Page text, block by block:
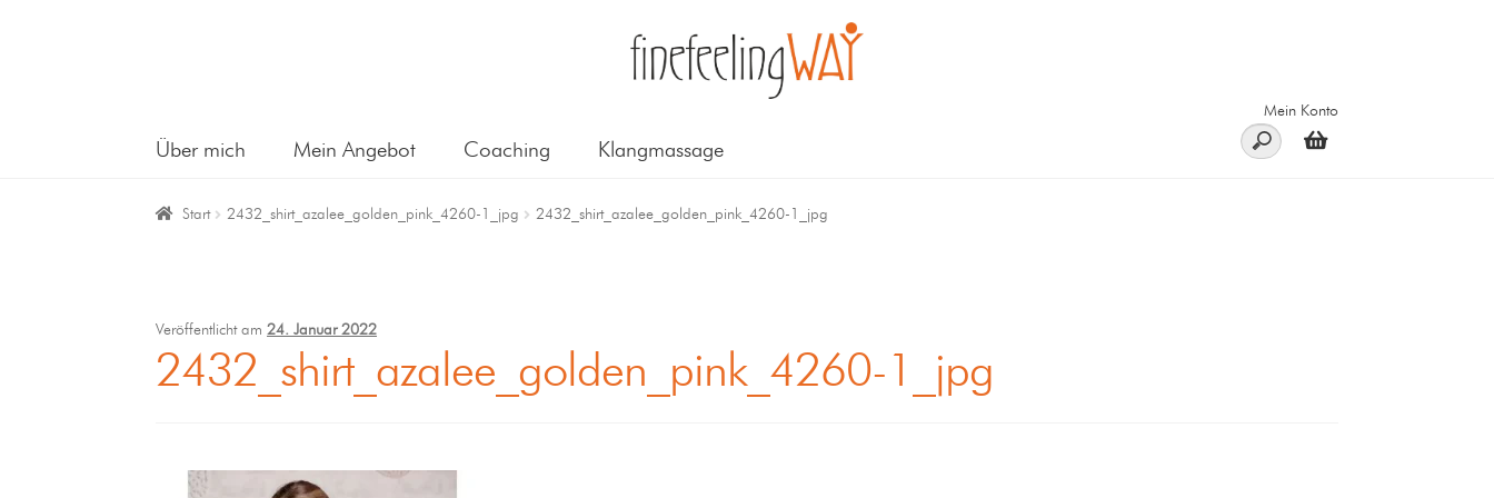
Über mich Mein Angebot Coaching Klangmassage
Mein Konto
Start 2432_shirt_azalee_golden_pink_4260-1_jpg 2432_shirt_azalee_golden_pink_4260-1_jpg
Veröffentlicht am24. Januar 2022
2432_shirt_azalee_golden_pink_4260-1_jpg